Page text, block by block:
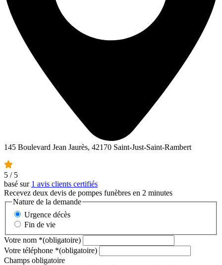
145 Boulevard Jean Jaurès, 42170 Saint-Just-Saint-Rambert
5 / 5
basé sur 1 avis clients certifiés
Recevez deux devis de pompes funèbres en 2 minutes
Nature de la demande
Urgence décès
Fin de vie
Votre nom *(obligatoire)
Votre téléphone *(obligatoire)
Champs obligatoire